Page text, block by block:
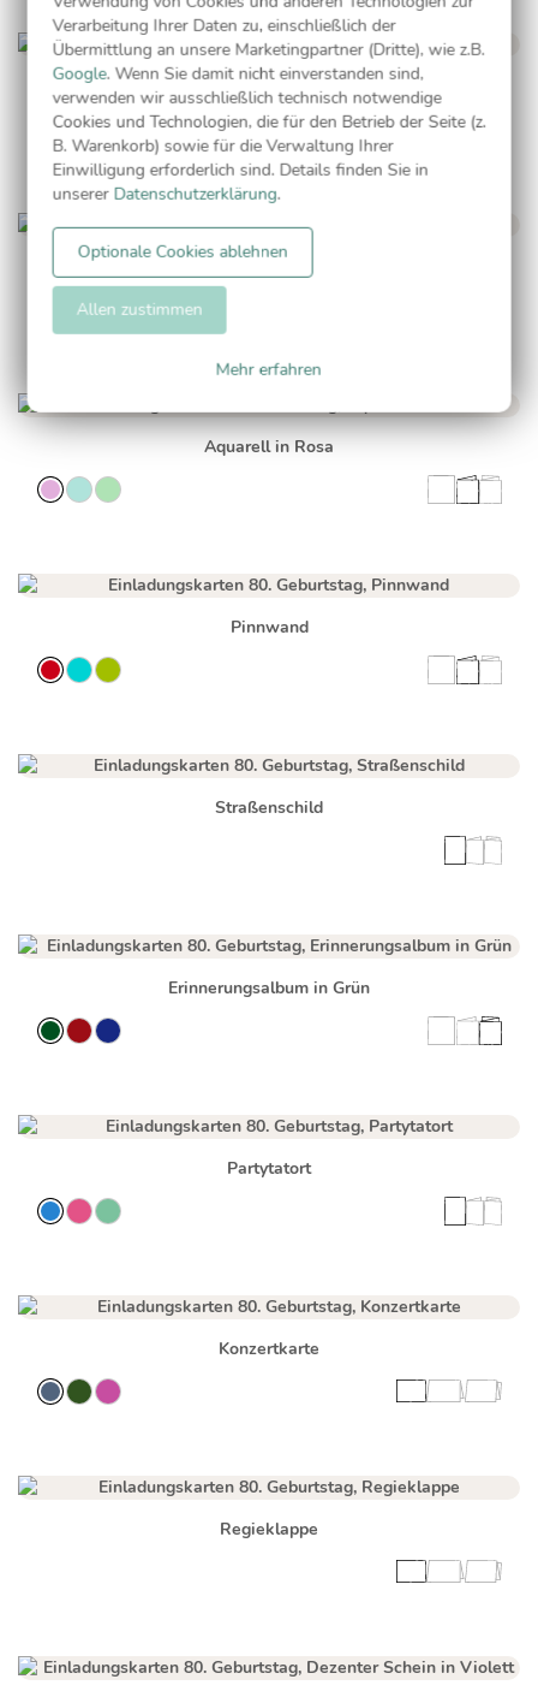
Banderole in Rot
Aquarell in Rosa
Pinnwand
Straßenschild
Erinnerungsalbum in Grün
Partytatort
Konzertkarte
Regieklappe
Verarbeitung Ihrer Daten zu, einschließlich der
Übermittlung an unsere Marketingpartner (Dritte), wie z.B.
Google. Wenn Sie damit nicht einverstanden sind,
verwenden wir ausschließlich technisch notwendige
Cookies und Technologien, die für den Betrieb der Seite (z.
B. Warenkorb) sowie für die Verwaltung Ihrer
Einwilligung erforderlich sind. Details finden Sie in
unserer Datenschutzerklärung.
Mehr erfahren
Optionale Cookies ablehnen
Allen zustimmen